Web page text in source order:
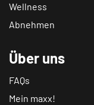
Wellness
Abnehmen
Über uns
FAQs
Mein maxx!